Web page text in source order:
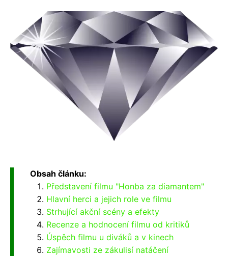
Obsah článku:
Představení filmu "Honba za diamantem"
Hlavní herci a jejich role ve filmu
Strhující akční scény a efekty
Recenze a hodnocení filmu od kritiků
Úspěch filmu u diváků a v kinech
Zajímavosti ze zákulisí natáčení